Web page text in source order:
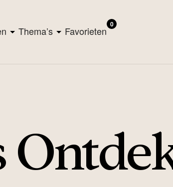
Thema’s Favorieten
0